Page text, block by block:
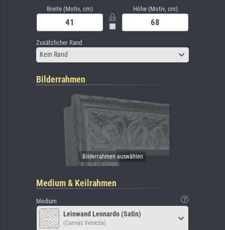
Breite (Motiv, cm) Höhe (Motiv, cm)
Zusätzlicher Rand
Kein Rand
Bilderrahmen
Medium & Keilrahmen
Medium
Leinwand Leonardo (Satin)
(Canvas Venezia)